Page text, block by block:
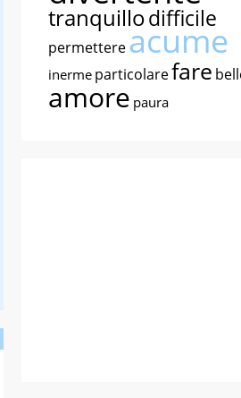
tranquillodifficile
permettereacume
inerme particolarefare
amore paura